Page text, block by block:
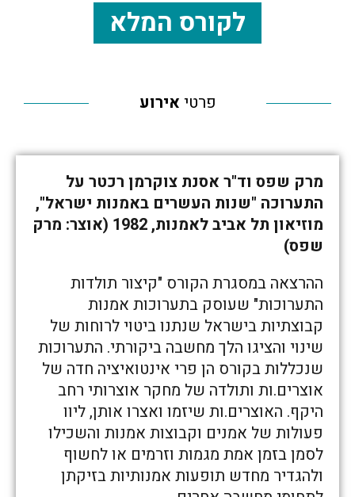
לקורס המלא
פרטי אירוע
מרק שפס וד"ר אסנת צוקרמן רכטר על
התערוכה "שנות העשרים באמנות ישראל",
מוזיאון תל אביב לאמנות, 1982 (אוצר: מרק
שפס)
ההרצאה במסגרת הקורס "קיצור תולדות
התערוכות" שעוסק בתערוכות אמנות
קבוצתיות בישראל שנתנו ביטוי לרוחות של
שינוי והציגו הלך מחשבה ביקורתי. התערוכות
שנכללות בקורס הן פרי אינטואיציה חדה של
אוצרים.ות ותולדה של מחקר אוצרותי רחב
היקף. האוצרים.ות שיזמו ואצרו אותן, ליוו
פעולות של אמנים וקבוצות אמנות והשכילו
לסמן בזמן אמת מגמות וזרמים או לחשוף
ולהגדיר מחדש תופעות אמנותיות בזיקתן